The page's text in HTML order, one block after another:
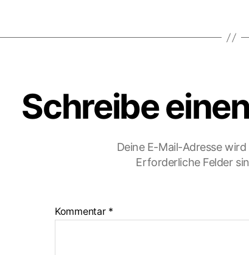
Schreibe
Deine E-Mail-Adresse
Erforderliche Felder
Kommentar *